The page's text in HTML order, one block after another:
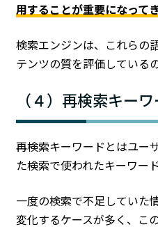
用することが重要になってき
検索エンジンは、これらの
テンツの質を評価しているの
（４）再検索キー
再検索キーワードとはユー
た検索で使われたキーワード
一度の検索で不足していた
変化するケースが多く、こ